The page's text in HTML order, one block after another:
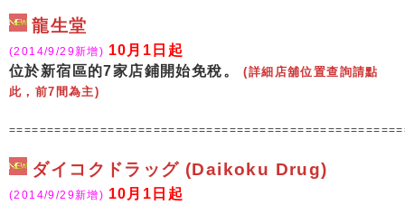
龍生堂
(2014/9/29新增) 10月1日起
位於新宿區的7家店鋪開始免稅。
(詳細店舖位置查詢請點
此，前7間為主)
ダイコクドラッグ (Daikoku Drug)
(2014/9/29新增) 10月1日起